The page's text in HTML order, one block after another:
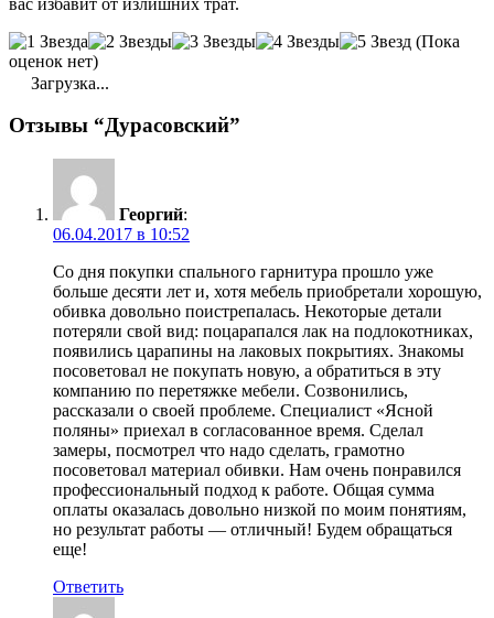
(Пока
оценок нет)
Загрузка...
Отзывы “Дурасовский”
Георгий:
06.04.2017 в 10:52
Со дня покупки спального гарнитура прошло уже
больше десяти лет и, хотя мебель приобретали хорошую,
обивка довольно поистрепалась. Некоторые детали
потеряли свой вид: поцарапался лак на подлокотниках,
появились царапины на лаковых покрытиях. Знакомы
посоветовал не покупать новую, а обратиться в эту
компанию по перетяжке мебели. Созвонились,
рассказали о своей проблеме. Специалист «Ясной
поляны» приехал в согласованное время. Сделал
замеры, посмотрел что надо сделать, грамотно
посоветовал материал обивки. Нам очень понравился
профессиональный подход к работе. Общая сумма
оплаты оказалась довольно низкой по моим понятиям,
но результат работы — отличный! Будем обращаться
еще!
Ответить